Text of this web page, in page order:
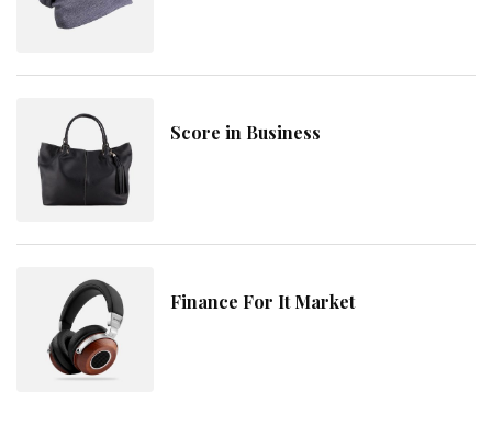
Score in Business
Finance For It Market